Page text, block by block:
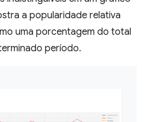
a popularidade relativa
uma porcentagem do total
período.